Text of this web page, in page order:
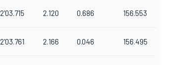
2'03.715 2.120 0.686 156.553
2'03.761 2.166 0.046 156.495